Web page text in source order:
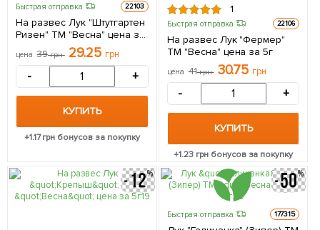
Быстрая отправка 22103
На развес Лук "Штутгартен
Ризен" ТМ "Весна" цена за
цена 39грн 29.25 грн
- +
КУПИТЬ
+1.17грн бонусов за покупку
1
Быстрая отправка 22106
На развес Лук "Фермер"
ТМ "Весна" цена за 5г
цена 41грн 30.75 грн
- +
КУПИТЬ
+1.23грн бонусов за покупку
Быстрая отправка 177315